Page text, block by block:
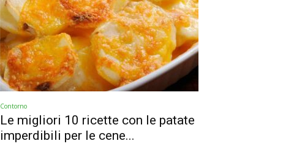
Contorno
Le migliori 10 ricette con le patate
imperdibili per le cene...